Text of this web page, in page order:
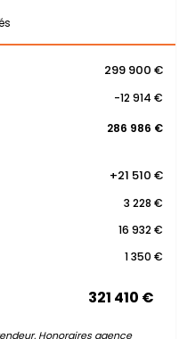
299 900 €
-12 914 €
286 986 €
+21 510 €
3 228 €
16 932 €
1 350 €
321 410 €
Honoraires agence